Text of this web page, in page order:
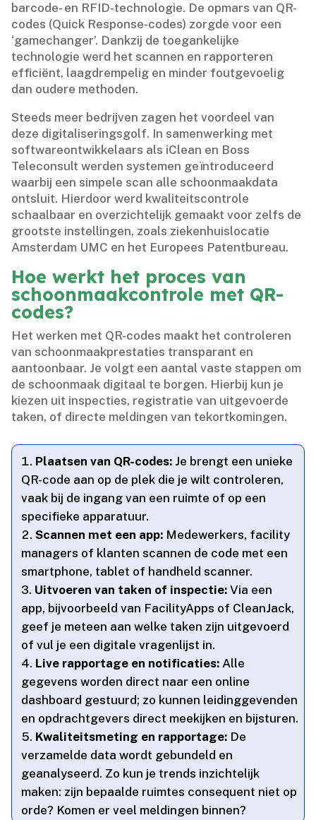
barcode- en RFID-technologie.​ De opmars van QR-
codes (Quick Response-codes) zorgde voor een
‘gamechanger’.​ Dankzij de toegankelijke
technologie werd het scannen en rapporteren
efficiënt, laagdrempelig en minder foutgevoelig
dan oudere methoden.​
Steeds meer bedrijven zagen het voordeel van
deze digitaliseringsgolf.​ In samenwerking met
softwareontwikkelaars als iClean en Boss
Teleconsult werden systemen geïntroduceerd
waarbij een simpele scan alle schoonmaakdata
ontsluit.​ Hierdoor werd kwaliteitscontrole
schaalbaar en overzichtelijk gemaakt voor zelfs de
grootste instellingen, zoals ziekenhuislocatie
Amsterdam UMC en het Europees Patentbureau.​
Hoe werkt het proces van
schoonmaakcontrole met QR-
codes?
Het werken met QR-codes maakt het controleren
van schoonmaakprestaties transparant en
aantoonbaar.​ Je volgt een aantal vaste stappen om
de schoonmaak digitaal te borgen.​ Hierbij kun je
kiezen uit inspecties, registratie van uitgevoerde
taken, of directe meldingen van tekortkomingen.​
Plaatsen van QR-codes: Je brengt een unieke
QR-code aan op de plek die je wilt controleren,
vaak bij de ingang van een ruimte of op een
specifieke apparatuur.​
Scannen met een app: Medewerkers, facility
managers of klanten scannen de code met een
smartphone, tablet of handheld scanner.​
Uitvoeren van taken of inspectie: Via een
app, bijvoorbeeld van FacilityApps of CleanJack,
geef je meteen aan welke taken zijn uitgevoerd
of vul je een digitale vragenlijst in.​
Live rapportage en notificaties: Alle
gegevens worden direct naar een online
dashboard gestuurd; zo kunnen leidinggevenden
en opdrachtgevers direct meekijken en bijsturen.​
Kwaliteitsmeting en rapportage: De
verzamelde data wordt gebundeld en
geanalyseerd.​ Zo kun je trends inzichtelijk
maken: zijn bepaalde ruimtes consequent niet op
orde? Komen er veel meldingen binnen?